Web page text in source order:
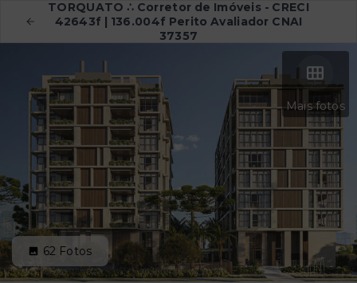
TORQUATO ∴ Corretor de Imóveis - CRECI
42643f | 136.004f Perito Avaliador CNAI
37357
Mais fotos
62 Fotos